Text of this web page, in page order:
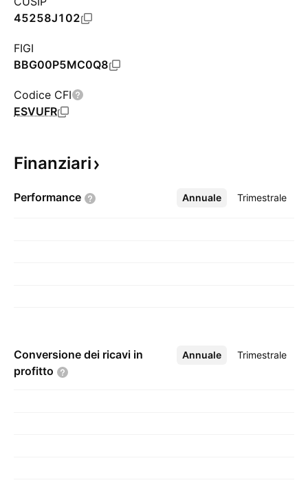
45258J102
FIGI
BBG00P5MC0Q8
Codice CFI
ESVUFR
Finanziari
Performance Annuale Trimestrale
Altro
Conversione dei ricavi in
profitto
Annuale Trimestrale
Altro